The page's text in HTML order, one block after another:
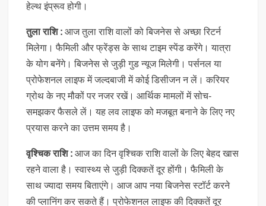
हेल्थ इंप्रूव होगी।
तुला राशि : आज तुला राशि वालों को बिजनेस से अच्छा रिटर्न
मिलेगा। फैमिली और फ्रेंड्स के साथ टाइम स्पेंड करेंगे। यात्रा
के योग बनेंगे। बिजनेस से जुड़ी गुड न्यूज मिलेगी। पर्सनल या
प्रोफेशनल लाइफ में जल्दबाजी में कोई डिसीजन न लें। करियर
ग्रोथ के नए मौकों पर नजर रखें। आर्थिक मामलों में सोच-
समझकर फैसले लें। यह लव लाइफ को मजबूत बनाने के लिए नए
प्रयास करने का उत्तम समय है।
वृश्चिक राशि :आज का दिन वृश्चिक राशि वालों के लिए बेहद खास
रहने वाला है। स्वास्थ्य से जुड़ी दिक्कतें दूर होंगी। फैमिली के
साथ ज्यादा समय बिताएंगे। आज आप नया बिजनेस स्टॉर्ट करने
की प्लानिंग कर सकते हैं। प्रोफेशनल लाइफ की दिक्कतें दूर